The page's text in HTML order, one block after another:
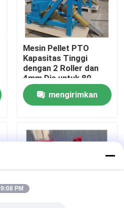
Mesin Pellet PTO
Kapasitas Tinggi
dengan 2 Roller dan
4mm Die untuk 80-
1000kg/h Produksi
mengirimkan
9:08 PM